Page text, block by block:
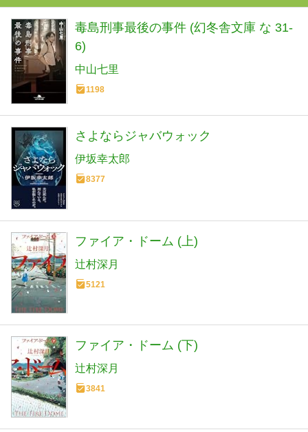
毒島刑事最後の事件 (幻冬舎文庫 な 31-
6)
中山七里
1198
さよならジャバウォック
伊坂幸太郎
8377
ファイア・ドーム (上)
辻村深月
5121
ファイア・ドーム (下)
辻村深月
3841